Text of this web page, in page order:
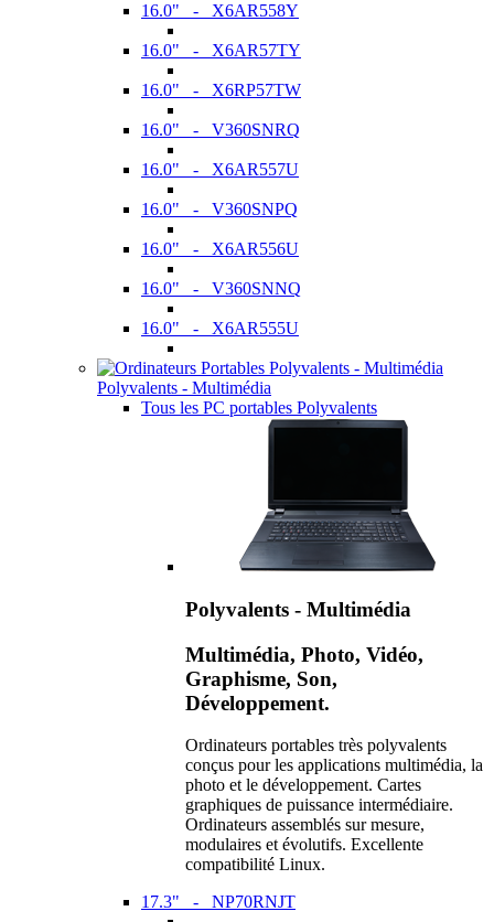
16.0" - X6AR558Y
16.0" - X6AR57TY
16.0" - X6RP57TW
16.0" - V360SNRQ
16.0" - X6AR557U
16.0" - V360SNPQ
16.0" - X6AR556U
16.0" - V360SNNQ
16.0" - X6AR555U
Polyvalents - Multimédia
Tous les PC portables Polyvalents
Polyvalents - Multimédia
Multimédia, Photo, Vidéo,
Graphisme, Son,
Développement.
Ordinateurs portables très polyvalents
conçus pour les applications multimédia, la
photo et le développement. Cartes
graphiques de puissance intermédiaire.
Ordinateurs assemblés sur mesure,
modulaires et évolutifs. Excellente
compatibilité Linux.
17.3" - NP70RNJT